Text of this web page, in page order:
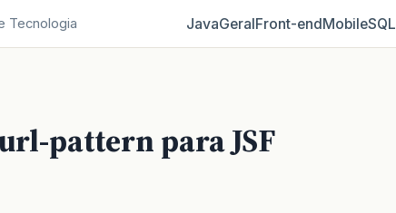
Tecnologia JavaGeralFront‑endMobileSQL
pattern para JSF